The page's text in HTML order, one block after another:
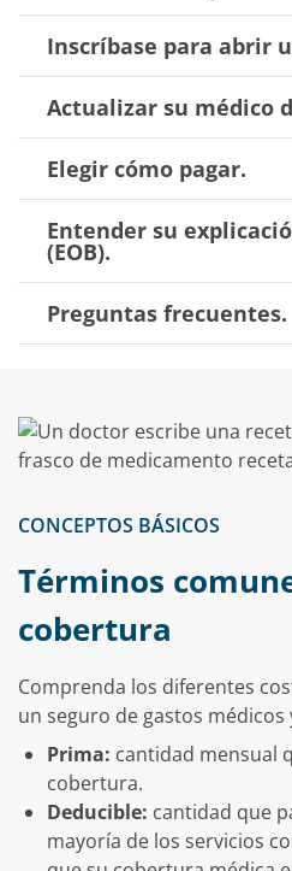
Inscríbase para abrir
Actualizar su médico
Elegir cómo pagar.
Entender su
(EOB).
Preguntas frecuentes.
CONCEPTOS BÁSICOS
Términos
cobertura
Comprenda los diferentes
un seguro de gastos
Prima: cantidad mensual
cobertura.
Deducible: cantidad que
mayoría de los servicios